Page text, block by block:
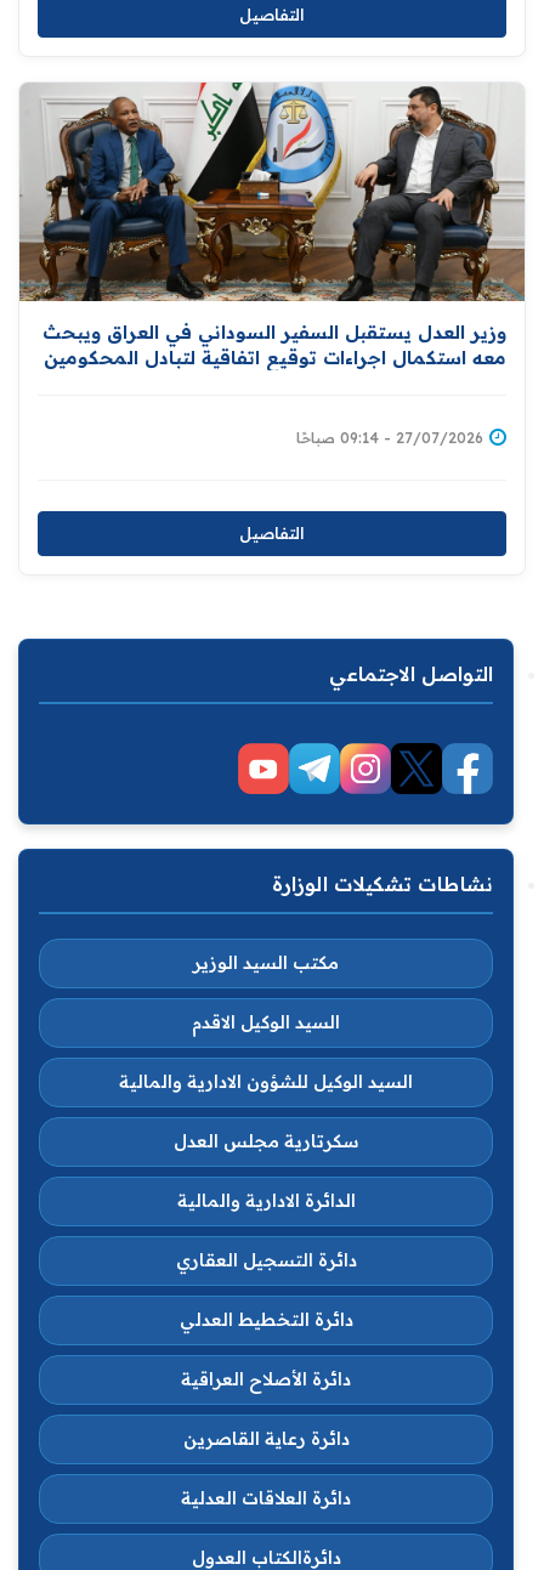
التفاصيل
وزير العدل يستقبل السفير السوداني في العراق ويبحث
معه استكمال اجراءات توقيع اتفاقية لتبادل المحكومين
27/07/2026 - 09:14 صباحًا
التفاصيل
التواصل الاجتماعي
نشاطات تشكيلات الوزارة
مكتب السيد الوزير
السيد الوكيل الاقدم
السيد الوكيل للشؤون الادارية والمالية
سكرتارية مجلس العدل
الدائرة الادارية والمالية
دائرة التسجيل العقاري
دائرة التخطيط العدلي
دائرة الأصلاح العراقية
دائرة رعاية القاصرين
دائرة العلاقات العدلية
دائرةالكتاب العدول